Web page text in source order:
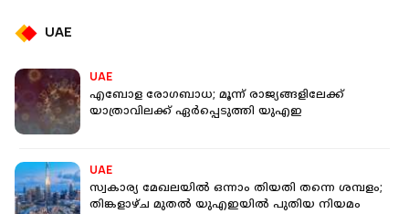
UAE
UAE
എബോള രോ​ഗബാധ; മൂന്ന് രാജ്യങ്ങളിലേക്ക്
യാത്രാവിലക്ക് ഏർപ്പെടുത്തി യുഎഇ
UAE
സ്വകാര്യ മേഖലയിൽ ഒന്നാം തിയതി തന്നെ ശമ്പളം;
തിങ്കളാഴ്ച മുതൽ യുഎഇയിൽ പുതിയ നിയമം